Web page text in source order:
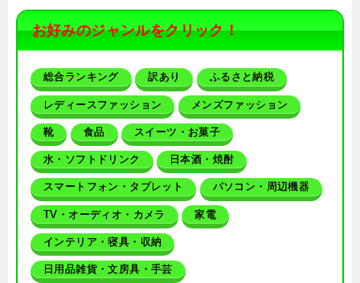
お好みのジャンルをクリック！
総合ランキング 訳あり ふるさと納税
レディースファッション メンズファッション
靴 食品 スイーツ・お菓子
水・ソフトドリンク 日本酒・焼酎
スマートフォン・タブレット パソコン・周辺機器
TV・オーディオ・カメラ 家電
インテリア・寝具・収納
日用品雑貨・文房具・手芸